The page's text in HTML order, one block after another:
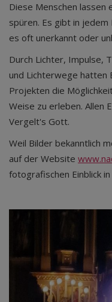
Diese Menschen
spüren. Es gibt in jedem
es oft unerkannt oder
Durch Lichter, Impulse,
und Lichterwege hatten
Projekten die
Weise zu erleben. Allen
Vergelt's Gott.
Weil Bilder bekanntlich
auf der Website
fotografischen Einblick